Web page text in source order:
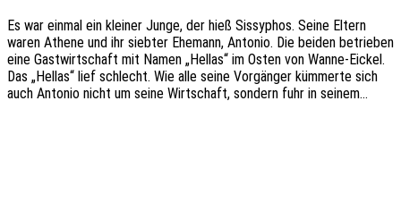
Es war einmal ein klei­ner Junge, der hieß Sissy­phos. Seine Eltern
waren Athene und ihr sieb­ter Ehemann, Anto­nio. Die beiden betrie­ben
eine Gast­wirt­schaft mit Namen „Hellas“ im Osten von Wanne-Eickel.
Das „Hellas“ lief schlecht. Wie alle seine Vorgän­ger kümmer­te sich
auch Anto­nio nicht um seine Wirt­schaft, sondern fuhr in seinem…